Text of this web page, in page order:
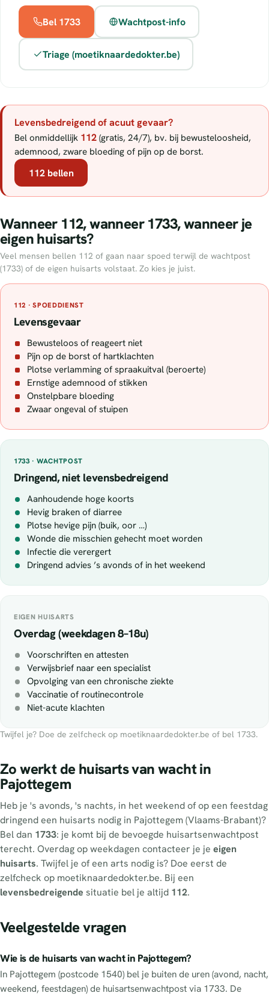
Bel 1733 Wachtpost-info
Triage (moetiknaardedokter.be)
Levensbedreigend of acuut gevaar?
Bel onmiddellijk 112 (gratis, 24/7), bv. bij bewusteloosheid,
ademnood, zware bloeding of pijn op de borst.
112 bellen
Wanneer 112, wanneer 1733, wanneer je
eigen huisarts?
Veel mensen bellen 112 of gaan naar spoed terwijl de wachtpost
(1733) of de eigen huisarts volstaat. Zo kies je juist.
112 · SPOEDDIENST
Levensgevaar
Bewusteloos of reageert niet
Pijn op de borst of hartklachten
Plotse verlamming of spraakuitval (beroerte)
Ernstige ademnood of stikken
Onstelpbare bloeding
Zwaar ongeval of stuipen
1733 · WACHTPOST
Dringend, niet levensbedreigend
Aanhoudende hoge koorts
Hevig braken of diarree
Plotse hevige pijn (buik, oor …)
Wonde die misschien gehecht moet worden
Infectie die verergert
Dringend advies ’s avonds of in het weekend
EIGEN HUISARTS
Overdag (weekdagen 8–18u)
Voorschriften en attesten
Verwijsbrief naar een specialist
Opvolging van een chronische ziekte
Vaccinatie of routinecontrole
Niet-acute klachten
Twijfel je? Doe de zelfcheck op moetiknaardedokter.be of bel 1733.
Zo werkt de huisarts van wacht in
Pajottegem
Heb je 's avonds, 's nachts, in het weekend of op een feestdag
dringend een huisarts nodig in Pajottegem (Vlaams-Brabant)?
Bel dan 1733: je komt bij de bevoegde huisartsenwachtpost
terecht. Overdag op weekdagen contacteer je je eigen
huisarts. Twijfel je of een arts nodig is? Doe eerst de
zelfcheck op moetiknaardedokter.be. Bij een
levensbedreigende situatie bel je altijd 112.
Veelgestelde vragen
Wie is de huisarts van wacht in Pajottegem?
In Pajottegem (postcode 1540) bel je buiten de uren (avond, nacht,
weekend, feestdagen) de huisartsenwachtpost via 1733. De